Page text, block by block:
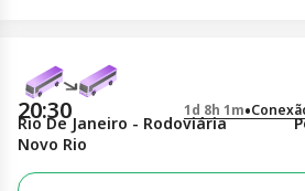
20:30 1d 8h 1m•
Rio De Janeiro - Rodoviária
Novo Rio